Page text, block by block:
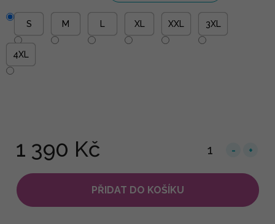
1 390 Kč
PŘIDAT DO KOŠÍKU
S M XL XXL 3XL
4XL